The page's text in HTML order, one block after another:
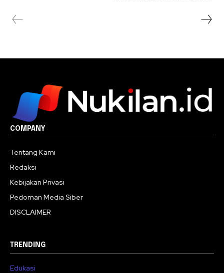
COMPANY
Tentang Kami
Redaksi
Kebijakan Privasi
Pedoman Media Siber
DISCLAIMER
TRENDING
Edukasi